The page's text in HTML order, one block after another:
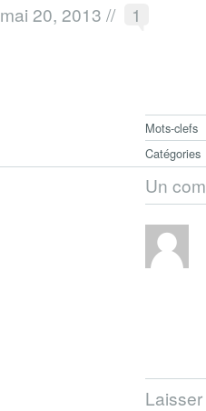
mai 20, 2013 // 1
Mots-clefs
Catégories
Un